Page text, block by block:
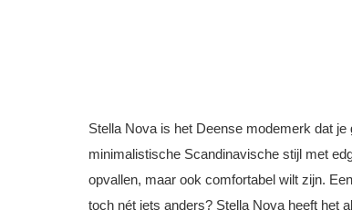
Stella Nova is het Deense modemerk dat
minimalistische Scandinavische stijl met
opvallen, maar ook comfortabel wilt zijn.
toch nét iets anders? Stella Nova heeft het